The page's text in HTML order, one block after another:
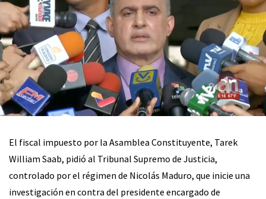
El fiscal impuesto por la Asamblea Constituyente, Tarek
William Saab, pidió al Tribunal Supremo de Justicia,
controlado por el régimen de Nicolás Maduro, que inicie una
investigación en contra del presidente encargado de